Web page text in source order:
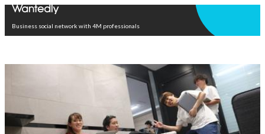
Business social network with 4M professionals